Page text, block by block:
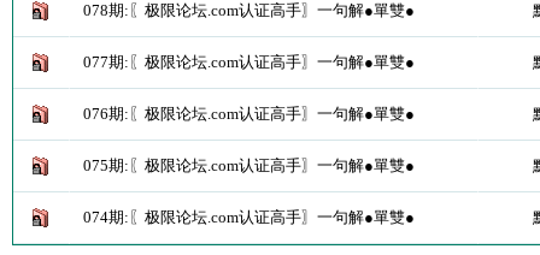
078期:〖极限论坛.com认证高手〗一句解●單雙●
077期:〖极限论坛.com认证高手〗一句解●單雙●
076期:〖极限论坛.com认证高手〗一句解●單雙●
075期:〖极限论坛.com认证高手〗一句解●單雙●
074期:〖极限论坛.com认证高手〗一句解●單雙●